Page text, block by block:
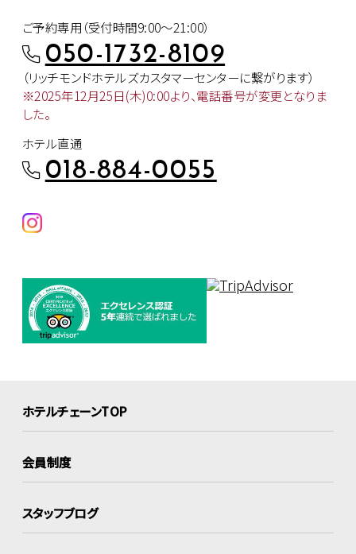
ご予約専用（受付時間9:00～21:00）
050-1732-8109
（リッチモンドホテルズカスタマーセンターに繋がります）
※2025年12月25日(木)0:00より、電話番号が変更となりま
した。
ホテル直通
018-884-0055
ホテルチェーンTOP
会員制度
スタッフブログ